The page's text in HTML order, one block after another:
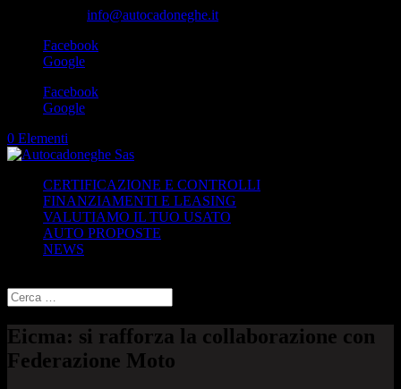
info@autocadoneghe.it
Facebook
Google
Facebook
Google
0 Elementi
CERTIFICAZIONE E CONTROLLI
FINANZIAMENTI E LEASING
VALUTIAMO IL TUO USATO
AUTO PROPOSTE
NEWS
Eicma: si rafforza la collaborazione con
Federazione Moto